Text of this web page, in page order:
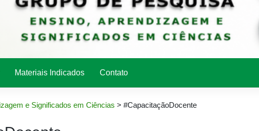
Materiais Indicados Contato
e Significados em Ciências > #CapacitaçãoDocente